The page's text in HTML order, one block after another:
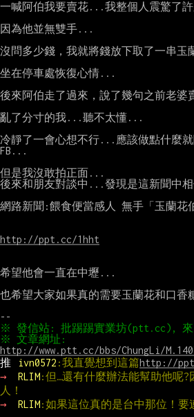
一喊阿伯我要賣花...我整個人震驚了
因為他並無雙手...
沒問多少錢，我就將錢放下取了一串
坐在停車處恢復心情...
後來阿伯走了過來，說了幾句之前老
亂了分寸的我...聽不太懂...
冷靜了一會心想不行...應該做點什麼
FB...
但是我沒敢拍正面...
後來和朋友對談中...發現是這新聞中
網路新聞:餵食便當感人 無手「玉蘭花
http://ppt.cc/1hht
希望他會一直在中壢...
也希望大家如果真的需要玉蘭花和口香
http://www.ptt.cc/bbs/ChungLi/
推
ivn0572 :我直覺想到這篇http://
→
RLIM:但…還有什麼辦法能幫助他呢?
人！
→
RLIM:如果這位真的是台中那位！要